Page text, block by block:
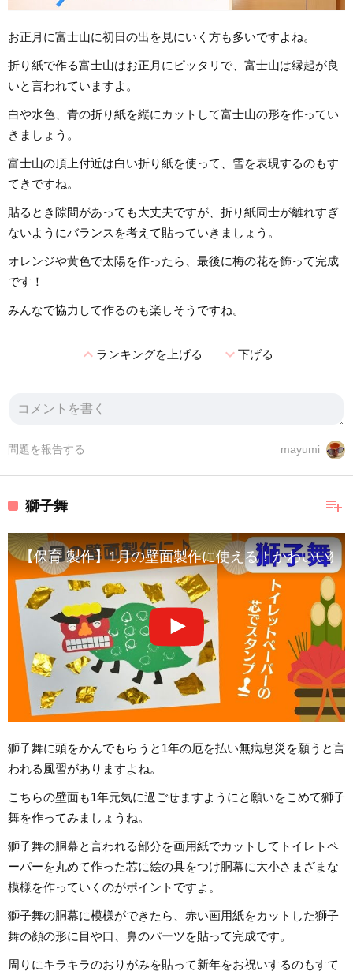
お正月に富士山に初日の出を見にいく方も多いですよね。
折り紙で作る富士山はお正月にピッタリで、富士山は縁起が良
いと言われていますよ。
白や水色、青の折り紙を縦にカットして富士山の形を作ってい
きましょう。
富士山の頂上付近は白い折り紙を使って、雪を表現するのもす
てきですね。
貼るとき隙間があっても大丈夫ですが、折り紙同士が離れすぎ
ないようにバランスを考えて貼っていきましょう。
オレンジや黄色で太陽を作ったら、最後に梅の花を飾って完成
です！
みんなで協力して作るのも楽しそうですね。
expand_lessランキングを上げる expand_more下げる
mayumi
問題を報告する
playlist_add
獅子舞
【保育 製作】1月の壁面製作に使える！かわいい獅
獅子舞に頭をかんでもらうと1年の厄を払い無病息災を願うと言
われる風習がありますよね。
こちらの壁面も1年元気に過ごせますようにと願いをこめて獅子
舞を作ってみましょうね。
獅子舞の胴幕と言われる部分を画用紙でカットしてトイレトペ
ーパーを丸めて作った芯に絵の具をつけ胴幕に大小さまざまな
模様を作っていくのがポイントですよ。
獅子舞の胴幕に模様ができたら、赤い画用紙をカットした獅子
舞の顔の形に目や口、鼻のパーツを貼って完成です。
周りにキラキラのおりがみを貼って新年をお祝いするのもすて